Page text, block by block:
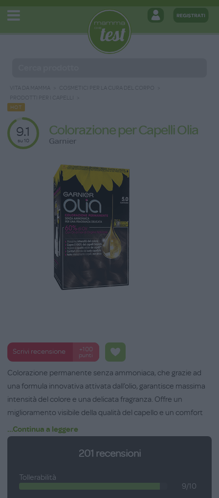
VITA DA MAMMA
COSMETICI PER LA CURA DEL CORPO
PRODOTTI PER I CAPELLI
HOT
9.1
su 10
Colorazione per Capelli Olia
Garnier
Scrivi recensione
+100
punti
Colorazione permanente senza ammoniaca, che grazie ad
una formula innovativa attivata dall’olio, garantisce massima
intensità del colore e una delicata fragranza. Offre un
miglioramento visibile della qualità del capello e un comfort
ottimale del cuoio capelluto.
Non utilizzare in gravidanza.
...Continua a leggere
201 recensioni
Tollerabilità
9/10